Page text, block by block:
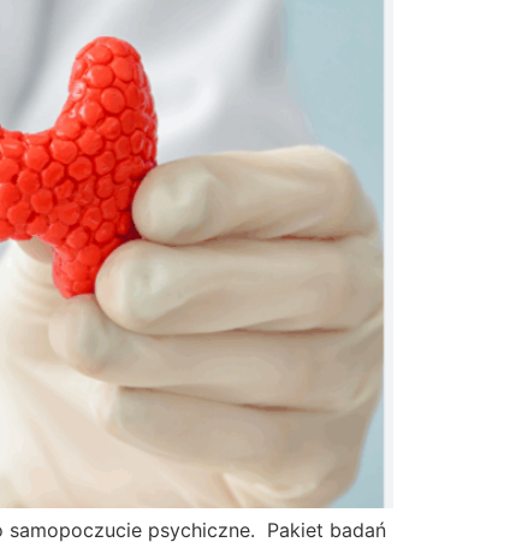
psychiczne. Pakiet badań